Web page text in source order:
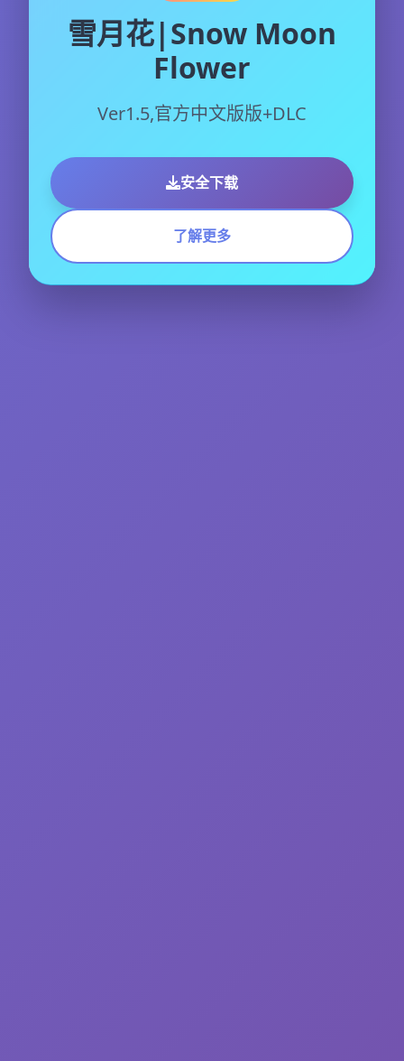
雪月花|Snow Moon
Flower
Ver1.5,官方中文版版+DLC
安全下载
了解更多